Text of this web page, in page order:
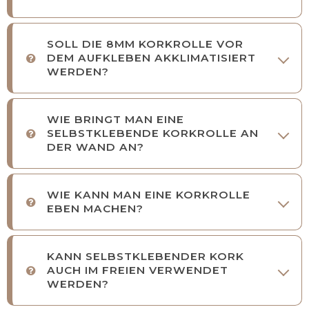
SOLL DIE 8MM KORKROLLE VOR
DEM AUFKLEBEN AKKLIMATISIERT
WERDEN?
WIE BRINGT MAN EINE
SELBSTKLEBENDE KORKROLLE AN
DER WAND AN?
WIE KANN MAN EINE KORKROLLE
EBEN MACHEN?
KANN SELBSTKLEBENDER KORK
AUCH IM FREIEN VERWENDET
WERDEN?